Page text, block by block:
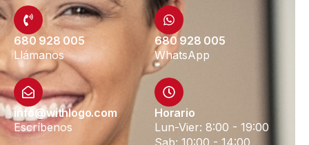
680 928 005
Llámanos
680 928 005
WhatsApp
info@withlogo.com
Escríbenos
Horario
Lun-Vier: 8:00 - 19:00
Sab: 10:00 - 14:00